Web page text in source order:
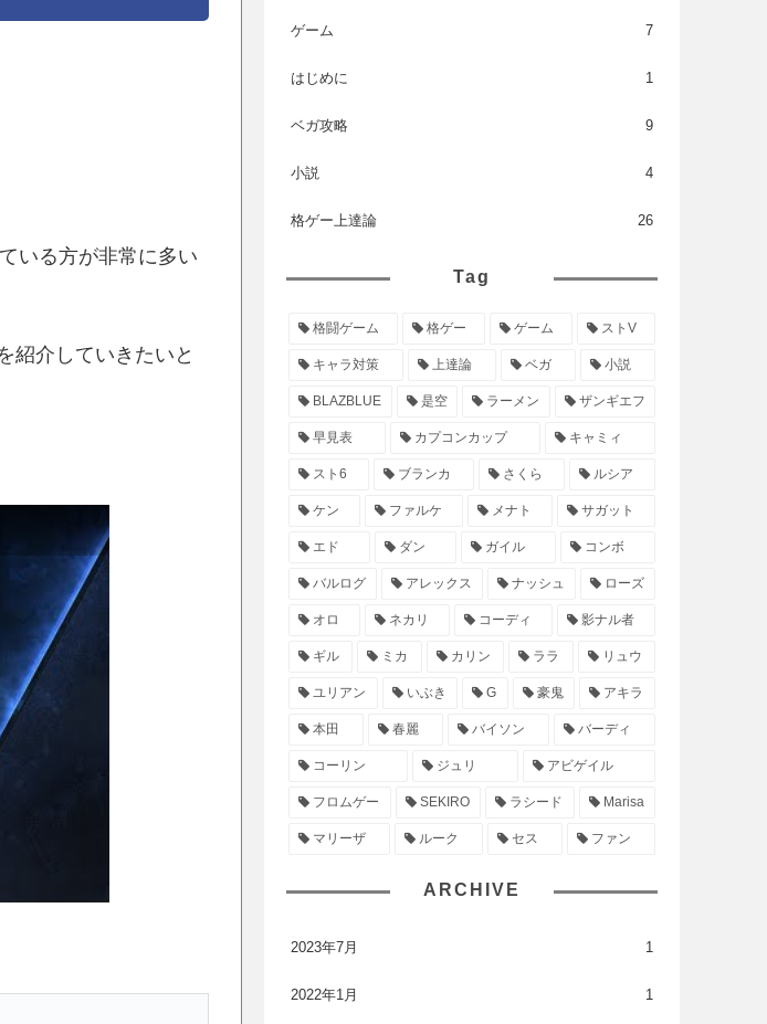
いる方が非常に多い
紹介していきたいと
ゲーム 7
はじめに 1
ベガ攻略 9
小説 4
格ゲー上達論 26
Tag
格闘ゲーム 格ゲー ゲーム ストV
キャラ対策 上達論 ベガ 小説
BLAZBLUE 是空 ラーメン ザンギエフ
早見表 カプコンカップ キャミィ
スト6 ブランカ さくら ルシア
ケン ファルケ メナト サガット
エド ダン ガイル コンボ
バルログ アレックス ナッシュ ローズ
オロ ネカリ コーディ 影ナル者
ギル ミカ カリン ララ リュウ
ユリアン いぶき G 豪鬼 アキラ
本田 春麗 バイソン バーディ
コーリン ジュリ アビゲイル
フロムゲー SEKIRO ラシード Marisa
マリーザ ルーク セス ファン
ARCHIVE
2023年7月 1
2022年1月 1